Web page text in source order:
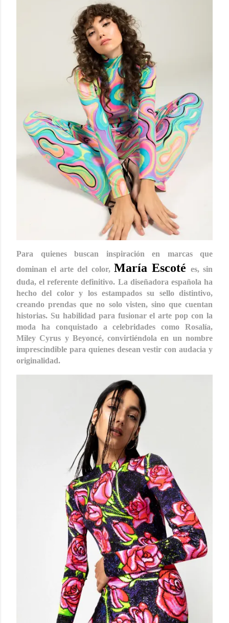
Para quienes buscan inspiración en marcas que
dominan el arte del color, María Escoté es, sin
duda, el referente definitivo. La diseñadora española ha
hecho del color y los estampados su sello distintivo,
creando prendas que no solo visten, sino que cuentan
historias. Su habilidad para fusionar el arte pop con la
moda ha conquistado a celebridades como Rosalía,
Miley Cyrus y Beyoncé, convirtiéndola en un nombre
imprescindible para quienes desean vestir con audacia y
originalidad.